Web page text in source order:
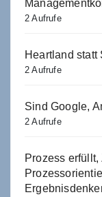
2 Aufrufe
Heartland
2 Aufrufe
Sind Google,
2 Aufrufe
Prozess